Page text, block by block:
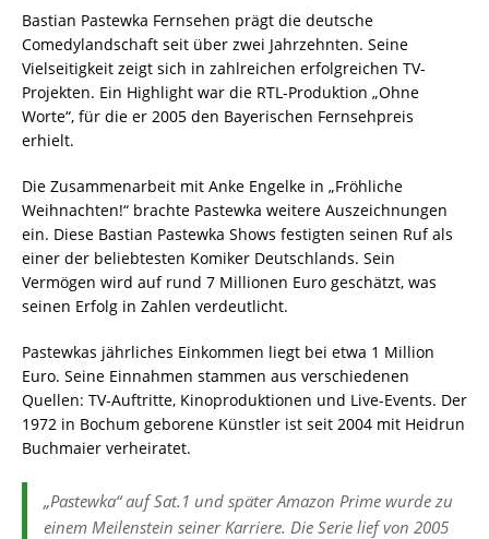
Bastian Pastewka Fernsehen prägt die deutsche
Comedylandschaft seit über zwei Jahrzehnten. Seine
Vielseitigkeit zeigt sich in zahlreichen erfolgreichen TV-
Projekten. Ein Highlight war die RTL-Produktion „Ohne
Worte“, für die er 2005 den Bayerischen Fernsehpreis
erhielt.
Die Zusammenarbeit mit Anke Engelke in „Fröhliche
Weihnachten!“ brachte Pastewka weitere Auszeichnungen
ein. Diese Bastian Pastewka Shows festigten seinen Ruf als
einer der beliebtesten Komiker Deutschlands. Sein
Vermögen wird auf rund 7 Millionen Euro geschätzt, was
seinen Erfolg in Zahlen verdeutlicht.
Pastewkas jährliches Einkommen liegt bei etwa 1 Million
Euro. Seine Einnahmen stammen aus verschiedenen
Quellen: TV-Auftritte, Kinoproduktionen und Live-Events. Der
1972 in Bochum geborene Künstler ist seit 2004 mit Heidrun
Buchmaier verheiratet.
„Pastewka“ auf Sat.1 und später Amazon Prime wurde zu
einem Meilenstein seiner Karriere. Die Serie lief von 2005